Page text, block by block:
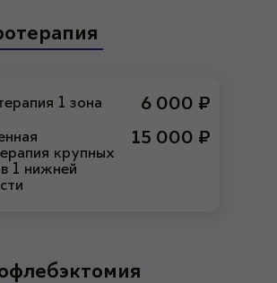
1 зона
крупных
1 нижней
6 000 ₽
15 000 ₽